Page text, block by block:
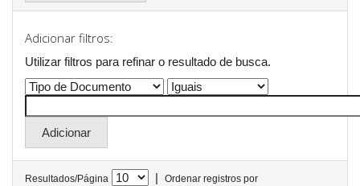
Adicionar filtros:
Utilizar filtros para refinar o resultado de busca.
Resultados/Página |
Ordenar registros por